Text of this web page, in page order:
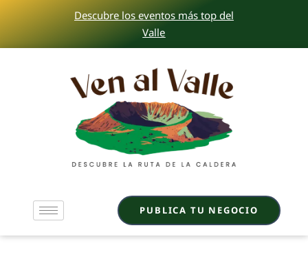
Descubre los eventos más top del
Valle
PUBLICA TU NEGOCIO